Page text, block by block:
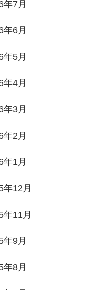
年7月
年6月
年5月
年4月
年3月
年2月
年1月
年12月
年11月
年9月
年8月